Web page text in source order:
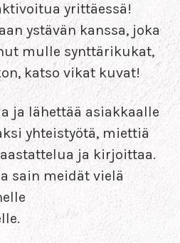
yrittäessä!
ystävän kanssa, joka
mulle synttärikukat,
katso vikat kuvat!
ja lähettää asiakkaalle
yhteistyötä, miettiä
ja kirjoittaa.
sain meidät vielä